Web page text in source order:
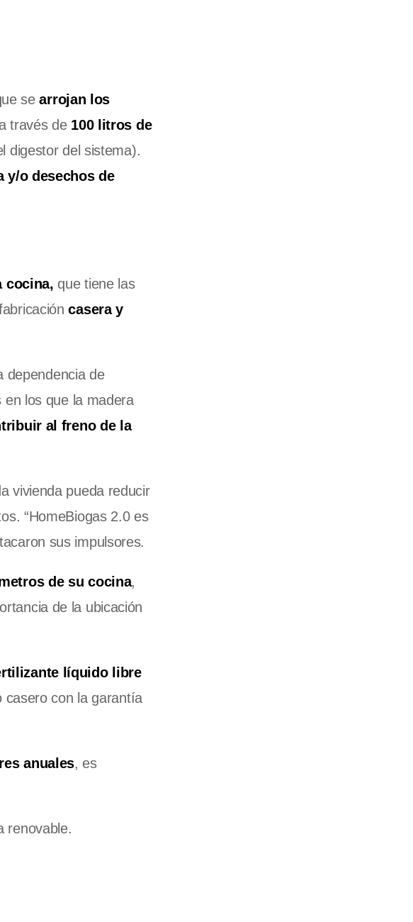
searrojan los
través de100 litros de
digestor del sistema).
y/o desechos de
cocina, que tiene las
casera y
dependencia de
en los que la madera
al freno de la
vivienda pueda reducir
“HomeBiogas 2.0 es
sus impulsores.
de su cocina,
de la ubicación
líquido libre
casero con la garantía
anuales, es
renovable.